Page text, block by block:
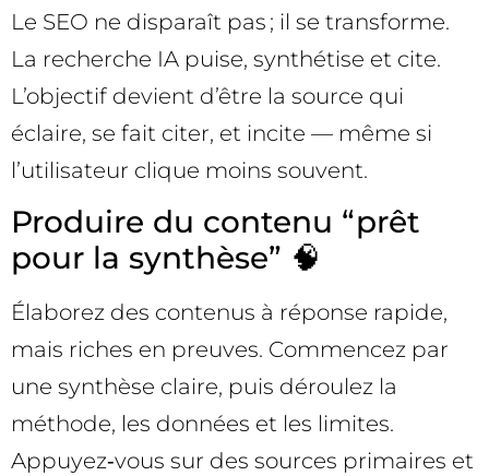
Le SEO ne disparaît pas ; il se transforme.
La recherche IA puise, synthétise et cite.
L’objectif devient d’être la source qui
éclaire, se fait citer, et incite — même si
l’utilisateur clique moins souvent.
Produire du contenu “prêt
pour la synthèse” 🧠
Élaborez des contenus à réponse rapide,
mais riches en preuves. Commencez par
une synthèse claire, puis déroulez la
méthode, les données et les limites.
Appuyez‑vous sur des sources primaires et